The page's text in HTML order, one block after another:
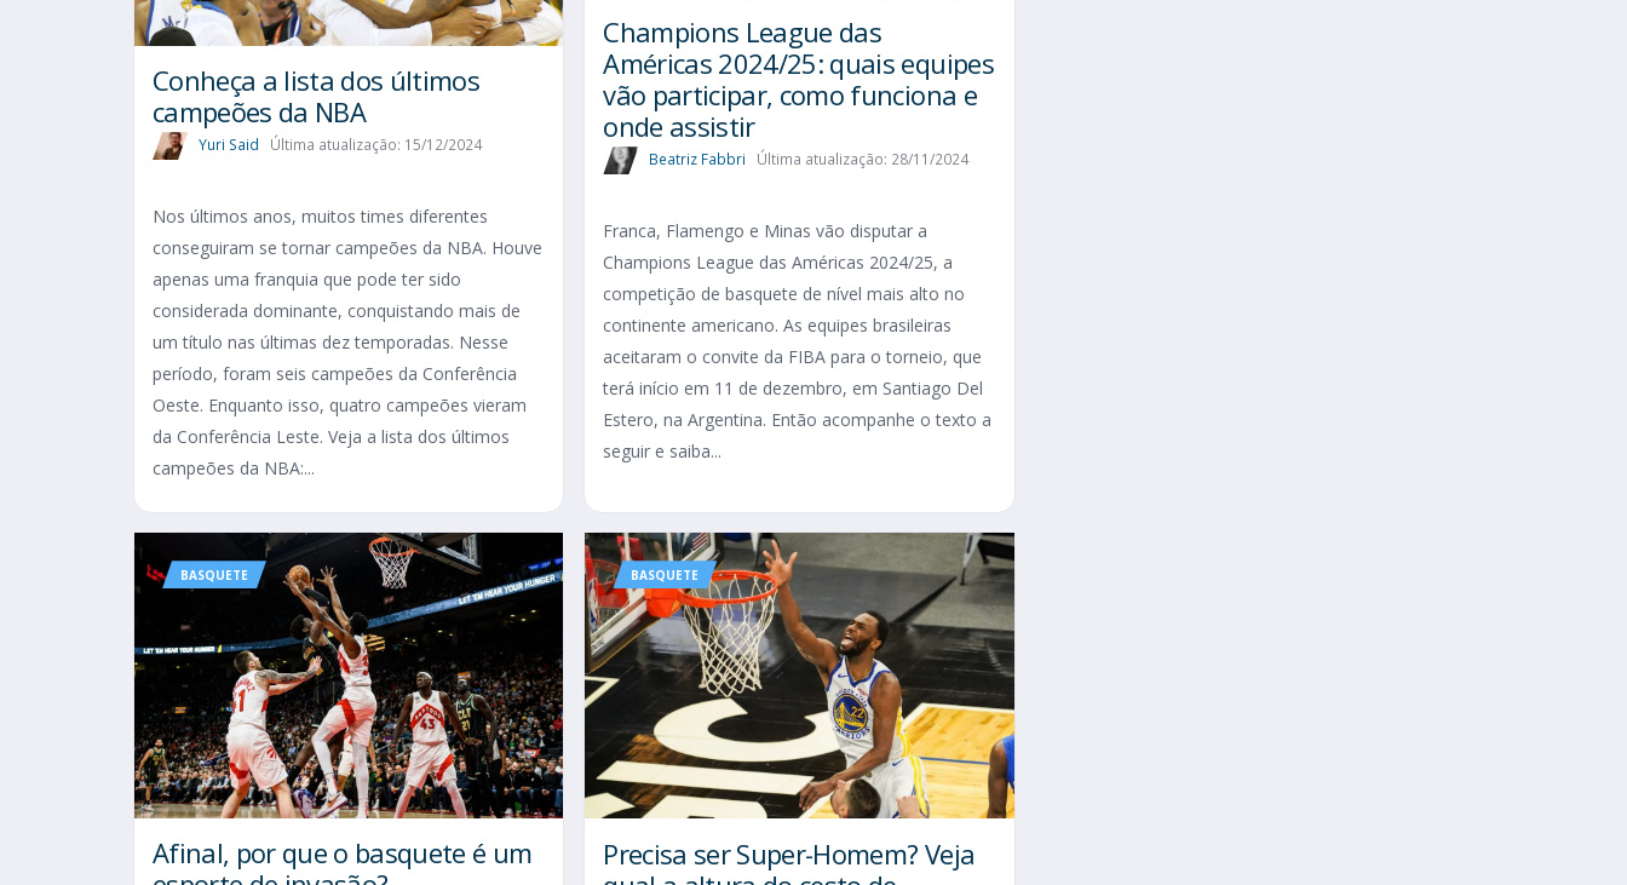
Conheça a lista dos últimos
campeões da NBA
Yuri Said Última atualização: 15/12/2024
Nos últimos anos, muitos times diferentes
conseguiram se tornar campeões da NBA. Houve
apenas uma franquia que pode ter sido
considerada dominante, conquistando mais de
um título nas últimas dez temporadas. Nesse
período, foram seis campeões da Conferência
Oeste. Enquanto isso, quatro campeões vieram
da Conferência Leste. Veja a lista dos últimos
campeões da NBA:...
Champions League das
Américas 2024/25: quais equipes
vão participar, como funciona e
onde assistir
Beatriz Fabbri Última atualização: 28/11/2024
Franca, Flamengo e Minas vão disputar a
Champions League das Américas 2024/25, a
competição de basquete de nível mais alto no
continente americano. As equipes brasileiras
aceitaram o convite da FIBA para o torneio, que
terá início em 11 de dezembro, em Santiago Del
Estero, na Argentina. Então acompanhe o texto a
seguir e saiba...
BASQUETE
Afinal, por que o basquete é um
BASQUETE
Precisa ser Super-Homem? Veja